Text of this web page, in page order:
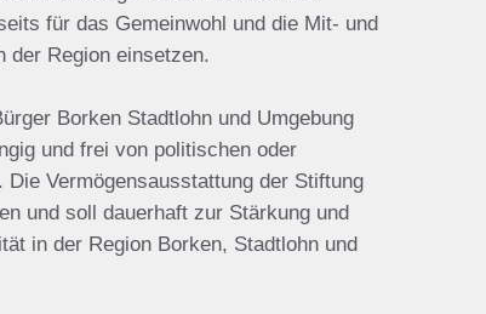
für das Gemeinwohl und die Mit- und
der Region einsetzen.
Borken Stadtlohn und Umgebung
und frei von politischen oder
Vermögensausstattung der Stiftung
und soll dauerhaft zur Stärkung und
in der Region Borken, Stadtlohn und